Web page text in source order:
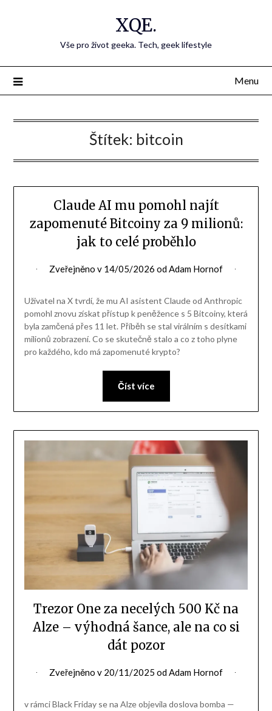
XQE.
Vše pro život geeka. Tech, geek lifestyle
Menu
Štítek: bitcoin
Claude AI mu pomohl najít
zapomenuté Bitcoiny za 9 milionů:
jak to celé proběhlo
Zveřejněno v 14/05/2026 odAdam Hornof
Uživatel na X tvrdí, že mu AI asistent Claude od Anthropic
pomohl znovu získat přístup k peněžence s 5 Bitcoiny, která
byla zamčená přes 11 let. Příběh se stal virálním s desítkami
milionů zobrazení. Co se skutečně stalo a co z toho plyne
pro každého, kdo má zapomenuté krypto?
Číst více
Trezor One za necelých 500 Kč na
Alze – výhodná šance, ale na co si
dát pozor
Zveřejněno v 20/11/2025 odAdam Hornof
v rámci Black Friday se na Alze objevila doslova bomba —